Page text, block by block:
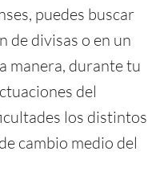
puedes buscar
de divisas o en un
manera, durante tu
del
los distintos
cambio medio del